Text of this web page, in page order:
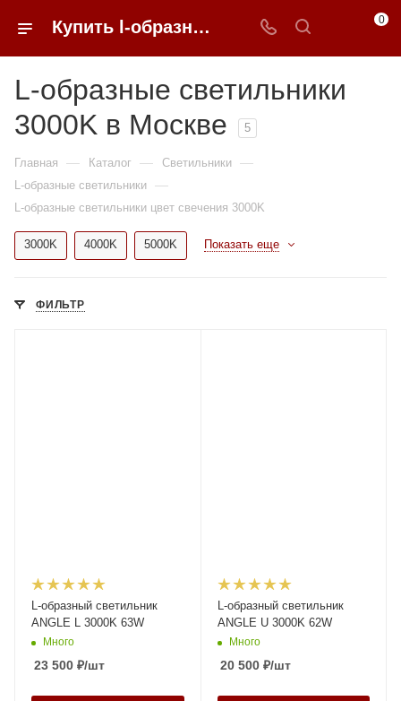
Купить l-образные светильники 3000K недорого в Москве | 0FFER 0
L-образные светильники
3000K в Москве
5
Главная — Каталог — Светильники —
L-образные светильники —
L-образные светильники цвет свечения 3000K
3000K 4000K 5000K Показать еще
ФИЛЬТР
L-образный светильник
ANGLE L 3000K 63W
Много
23 500 ₽/шт
L-образный светильник
ANGLE U 3000K 62W
Много
20 500₽/шт